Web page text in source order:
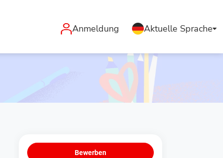
Anmeldung Aktuelle Sprache
Bewerben